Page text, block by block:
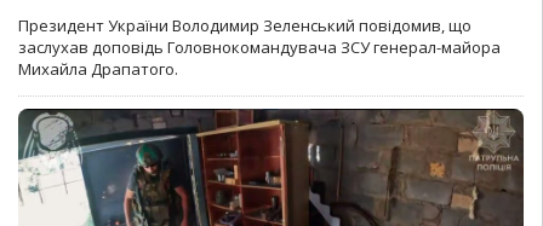
Президент України Володимир Зеленський повідомив, що
заслухав доповідь Головнокомандувача ЗСУ генерал-майора
Михайла Драпатого.